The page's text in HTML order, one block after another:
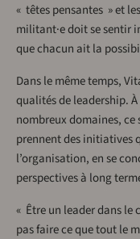
« têtes pensantes » et
militant·e doit se sentir
que chacun ait la
Dans le même temps,
qualités de leadership.
nombreux domaines,
prennent des initiatives
l’organisation, en se
perspectives à long
« Être un leader dans le
pas faire ce que tout le